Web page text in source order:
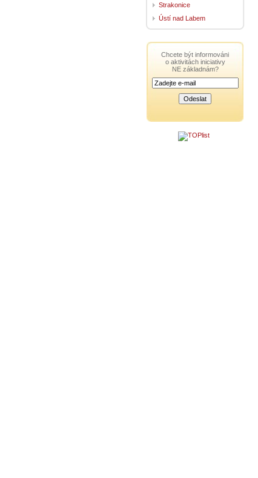
Strakonice
Ústí nad Labem
Chcete být informováni
o aktivitách iniciativy
NE základnám?